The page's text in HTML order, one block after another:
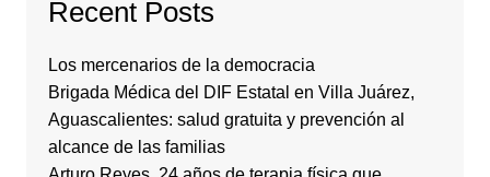
Recent Posts
Los mercenarios de la democracia
Brigada Médica del DIF Estatal en Villa Juárez,
Aguascalientes: salud gratuita y prevención al
alcance de las familias